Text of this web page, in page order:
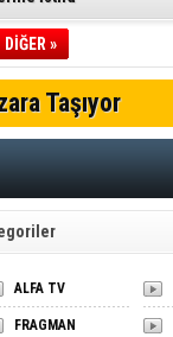
müdahale
Geçti
DİĞER »
Taşıyor
ALFA TV
FRAGMAN